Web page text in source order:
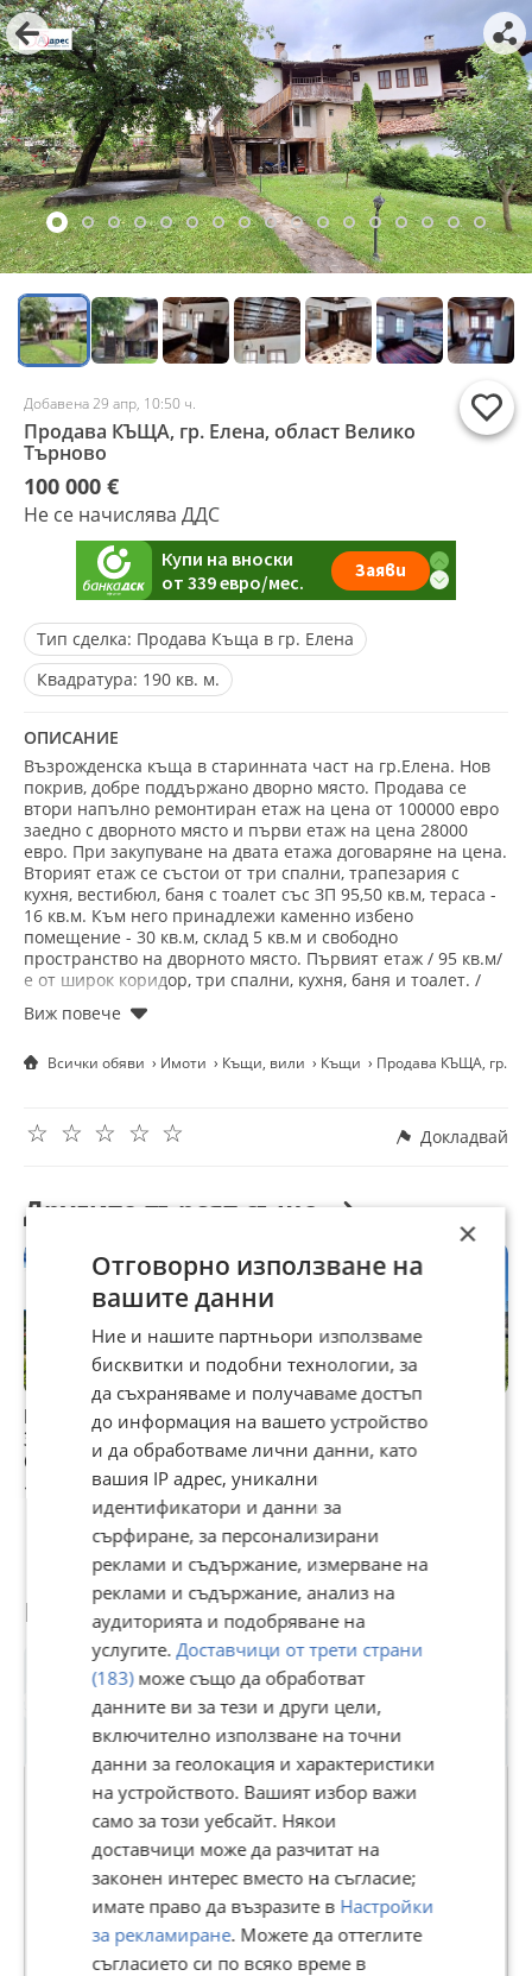
Добавена 29 апр, 10:50 ч.
Продава КЪЩА, гр. Елена, област Велико
Търново
100 000 €
Не се начислява ДДС
Тип сделка: Продава Къща в гр. Елена
Квадратура: 190 кв. м.
ОПИСАНИЕ
Възрожденска къща в старинната част на гр.Елена. Нов
покрив, добре поддържано дворно място. Продава се
втори напълно ремонтиран етаж на цена от 100000 евро
заедно с дворното място и първи етаж на цена 28000
евро. При закупуване на двата етажа договаряне на цена.
Вторият етаж се състои от три спални, трапезария с
кухня, вестибюл, баня с тоалет със ЗП 95,50 кв.м, тераса -
16 кв.м. Към него принадлежи каменно избено
помещение - 30 кв.м, склад 5 кв.м и свободно
пространство на дворното място. Първият етаж / 95 кв.м/
е от широк коридор, три спални, кухня, баня и тоалет. /
30 кв.м и идеална част от дворното място със
кантората се намира в гр.Елена. Реф. 554 - C
Всички обяви Имоти Къщи, вили Къщи Продава КЪЩА, гр.
☆
☆
☆
☆
☆ Докладвай
Другите търсят също
Продава КЪЩА, с.
Змейово, област
Стара Загора
112 000 €
Продава КЪЩА,
гр. Пловдив,
Каменица 2
750 000 €
Продава КЪЩА, с.
Яворово, област
Стара Загора
Потребител
АДРЕС НЕДВИЖИМИ ИМОТИ -
КАНТОРА ЕЛЕНА
В Bazar.BG от 11 септември 2013г.
Последно активен днес в 01:29 ч.
×
Отговорно използване на
вашите данни
Ние и нашите партньори използваме
бисквитки и подобни технологии, за
да съхраняваме и получаваме достъп
до информация на вашето устройство
и да обработваме лични данни, като
вашия IP адрес, уникални
идентификатори и данни за
сърфиране, за персонализирани
реклами и съдържание, измерване на
реклами и съдържание, анализ на
аудиторията и подобряване на
услугите.Доставчици от трети страни
(183)може също да обработват
данните ви за тези и други цели,
включително използване на точни
данни за геолокация и характеристики
на устройството. Вашият избор важи
само за този уебсайт. Някои
доставчици може да разчитат на
законен интерес вместо на съгласие;
имате право да възразите в Настройки
за рекламиране. Можете да оттеглите
съгласието си по всяко време в